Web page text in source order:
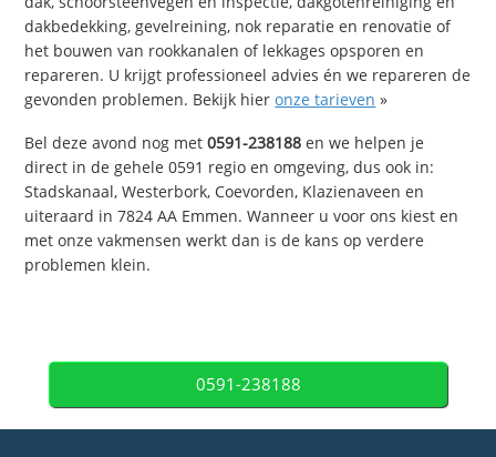
dakbedekking, gevelreining, nok reparatie en renovatie of
het bouwen van rookkanalen of lekkages opsporen en
repareren. U krijgt professioneel advies én we repareren de
gevonden problemen. Bekijk hieronze tarieven »
Bel deze avond nog met0591-238188 en we helpen je
direct in de gehele 0591 regio en omgeving, dus ook in:
Stadskanaal, Westerbork, Coevorden, Klazienaveen en
uiteraard in 7824 AA Emmen. Wanneer u voor ons kiest en
met onze vakmensen werkt dan is de kans op verdere
problemen klein.
0591-238188